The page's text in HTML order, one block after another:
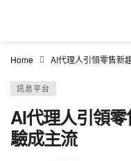
Home AI代理人引領零售新
訊息平台
AI代理人引領
驗成主流